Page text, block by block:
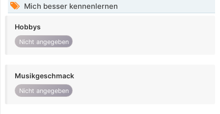
Mich besser kennenlernen
Hobbys
Nicht angegeben
Musikgeschmack
Nicht angegeben